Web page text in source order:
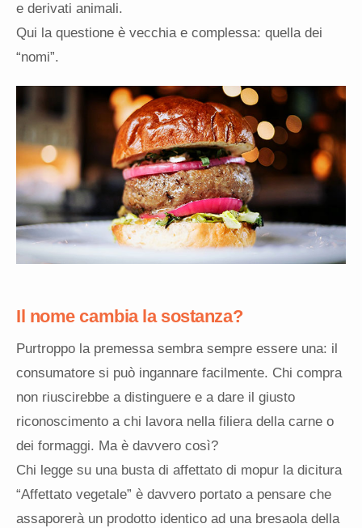
e derivati animali.
Qui la questione è vecchia e complessa: quella dei
“nomi”.
Il nome cambia la sostanza?
Purtroppo la premessa sembra sempre essere una: il
consumatore si può ingannare facilmente. Chi compra
non riuscirebbe a distinguere e a dare il giusto
riconoscimento a chi lavora nella filiera della carne o
dei formaggi. Ma è davvero così?
Chi legge su una busta di affettato di mopur la dicitura
“Affettato vegetale” è davvero portato a pensare che
assaporerà un prodotto identico ad una bresaola della